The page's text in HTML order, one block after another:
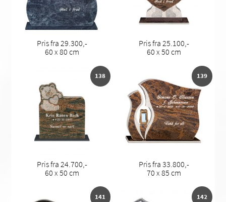
Pris fra 29.300,-
60 x 80 cm
Pris fra 25.100,-
60 x 50 cm
138
Pris fra 24.700,-
60 x 50 cm
139
Pris fra 33.800,-
70 x 85 cm
141 142